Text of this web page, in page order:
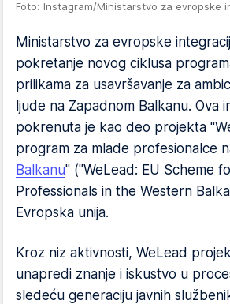
Foto: Instagram/Ministarstvo za evropske
Ministarstvo za evropske
pokretanje novog ciklusa
prilikama za usavršavanje za
ljude na Zapadnom Balkanu. Ova
pokrenuta je kao deo projekta
program za mlade profesionalce
Balkanu" ("WeLead: EU Scheme
Professionals in the Western
Evropska unija.
Kroz niz aktivnosti, WeLead
unapredi znanje i iskustvo u
sledeću generaciju javnih